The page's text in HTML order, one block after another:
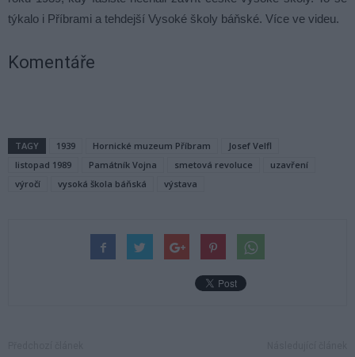
týkalo i Příbrami a tehdejší Vysoké školy báňské. Více ve videu.
Komentáře
TAGY 1939 Hornické muzeum Příbram
Josef Velfl
listopad 1989
Památník Vojna smetová revoluce
uzavření
výročí
vysoká škola báňská výstava